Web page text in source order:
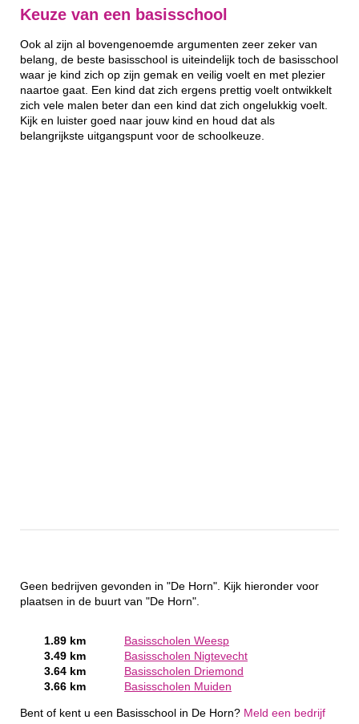
Keuze van een basisschool
Ook al zijn al bovengenoemde argumenten zeer zeker van
belang, de beste basisschool is uiteindelijk toch de basisschool
waar je kind zich op zijn gemak en veilig voelt en met plezier
naartoe gaat. Een kind dat zich ergens prettig voelt ontwikkelt
zich vele malen beter dan een kind dat zich ongelukkig voelt.
Kijk en luister goed naar jouw kind en houd dat als
belangrijkste uitgangspunt voor de schoolkeuze.
Geen bedrijven gevonden in "De Horn". Kijk hieronder voor
plaatsen in de buurt van "De Horn".
1.89 km
Basisscholen Weesp
3.49 km
Basisscholen Nigtevecht
3.64 km
Basisscholen Driemond
3.66 km
Basisscholen Muiden
Bent of kent u een Basisschool in De Horn? Meld een bedrijf